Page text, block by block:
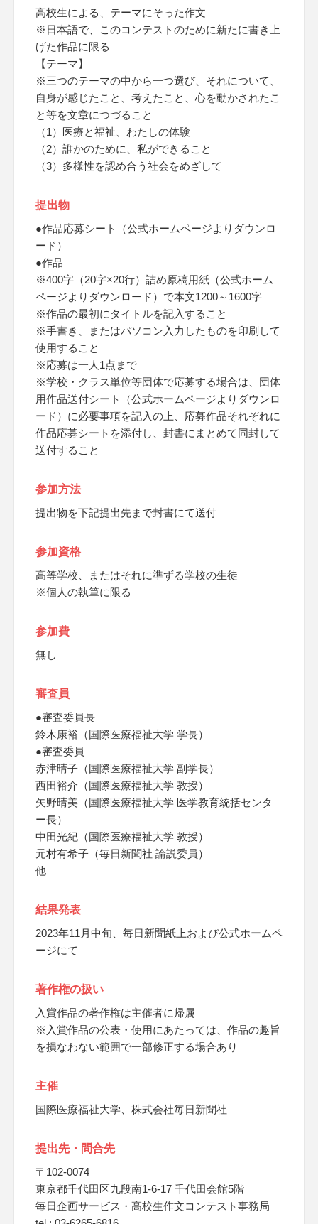
高校生による、テーマにそった作文
※日本語で、このコンテストのために新たに書き上
げた作品に限る
【テーマ】
※三つのテーマの中から一つ選び、それについて、
自身が感じたこと、考えたこと、心を動かされたこ
と等を文章につづること
（1）医療と福祉、わたしの体験
（2）誰かのために、私ができること
（3）多様性を認め合う社会をめざして
提出物
●作品応募シート（公式ホームページよりダウンロ
ード）
●作品
※400字（20字×20行）詰め原稿用紙（公式ホーム
ページよりダウンロード）で本文1200～1600字
※作品の最初にタイトルを記入すること
※手書き、またはパソコン入力したものを印刷して
使用すること
※応募は一人1点まで
※学校・クラス単位等団体で応募する場合は、団体
用作品送付シート（公式ホームページよりダウンロ
ード）に必要事項を記入の上、応募作品それぞれに
作品応募シートを添付し、封書にまとめて同封して
送付すること
参加方法
提出物を下記提出先まで封書にて送付
参加資格
高等学校、またはそれに準ずる学校の生徒
※個人の執筆に限る
参加費
無し
審査員
●審査委員長
鈴木康裕（国際医療福祉大学 学長）
●審査委員
赤津晴子（国際医療福祉大学 副学長）
西田裕介（国際医療福祉大学 教授）
矢野晴美（国際医療福祉大学 医学教育統括センタ
ー長）
中田光紀（国際医療福祉大学 教授）
元村有希子（毎日新聞社 論説委員）
他
結果発表
2023年11月中旬、毎日新聞紙上および公式ホームペ
ージにて
著作権の扱い
入賞作品の著作権は主催者に帰属
※入賞作品の公表・使用にあたっては、作品の趣旨
を損なわない範囲で一部修正する場合あり
主催
国際医療福祉大学、株式会社毎日新聞社
提出先・問合先
〒102-0074
東京都千代田区九段南1-6-17 千代田会館5階
毎日企画サービス・高校生作文コンテスト事務局